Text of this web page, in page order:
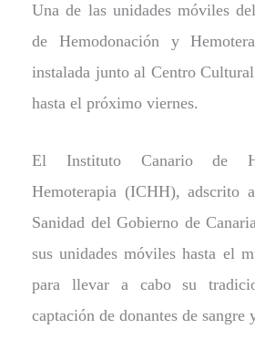
Una de las unidades móviles
de Hemodonación y
instalada junto al Centro
hasta el próximo viernes.
El Instituto Canario de
Hemoterapia (ICHH), adscrito
Sanidad del Gobierno de
sus unidades móviles hasta el
para llevar a cabo su
captación de donantes de sangre